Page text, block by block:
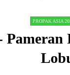
PROPAK ASIA